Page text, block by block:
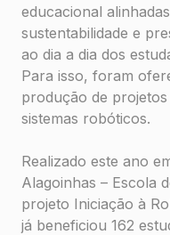
educacional
sustentabilidade e
ao dia a dia dos
Para isso, foram
produção de
sistemas robóticos.
Realizado este ano
Alagoinhas – Escola
projeto Iniciação à
já beneficiou 162